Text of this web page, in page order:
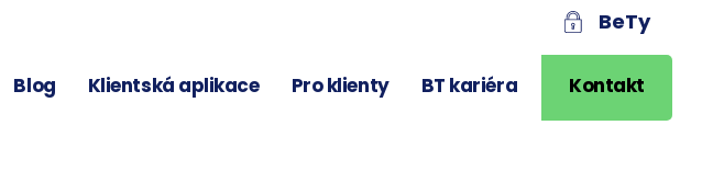
Blog Klientská aplikace Pro klienty BT kariéra Kontakt
BeTy